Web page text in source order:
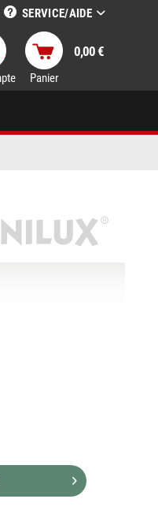
Versand französisch
SERVICE/AIDE
Panier
0,00 €